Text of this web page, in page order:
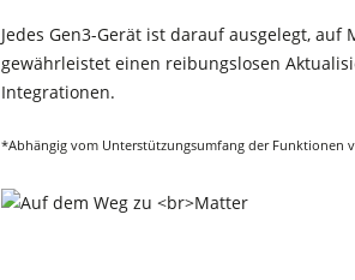
Jedes Gen3-Gerät ist darauf ausgelegt,
gewährleistet einen reibungslosen
Integrationen.
*Abhängig vom Unterstützungsumfang der Funktionen